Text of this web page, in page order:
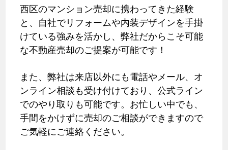
西区のマンション売却に携わってきた経験
と、自社でリフォームや内装デザインを手掛
けている強みを活かし、弊社だからこそ可能
な不動産売却のご提案が可能です！
また、弊社は来店以外にも電話やメール、オ
ンライン相談も受け付けており、公式ライン
でのやり取りも可能です。お忙しい中でも、
手間をかけずに売却のご相談ができますので
ご気軽にご連絡ください。